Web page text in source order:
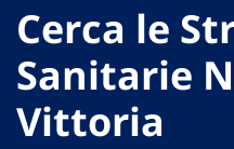
Cerca le
Sanitarie
Vittoria